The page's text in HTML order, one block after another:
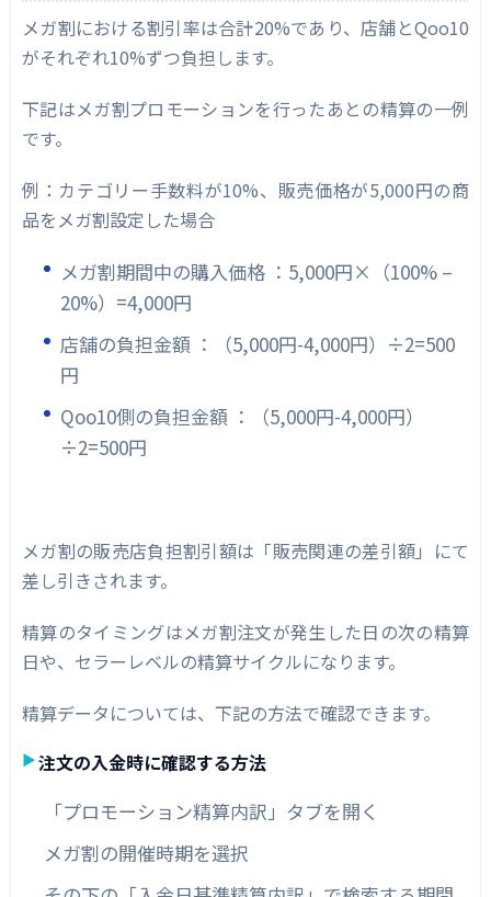
メガ割における割引率は合計20%であり、店舗とQoo10
がそれぞれ10%ずつ負担します。
下記はメガ割プロモーションを行ったあとの精算の一例
です。
例：カテゴリー手数料が10%、販売価格が5,000円の商
品をメガ割設定した場合
メガ割期間中の購入価格 ：5,000円×（100% –
20%）=4,000円
店舗の負担金額 ：（5,000円-4,000円）÷2=500
円
Qoo10側の負担金額 ：（5,000円-4,000円）
÷2=500円
メガ割の販売店負担割引額は「販売関連の差引額」にて
差し引きされます。
精算のタイミングはメガ割注文が発生した日の次の精算
日や、セラーレベルの精算サイクルになります。
精算データについては、下記の方法で確認できます。
注文の入金時に確認する方法
「プロモーション精算内訳」タブを開く
メガ割の開催時期を選択